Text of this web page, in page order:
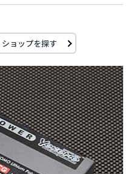
ショップを探す